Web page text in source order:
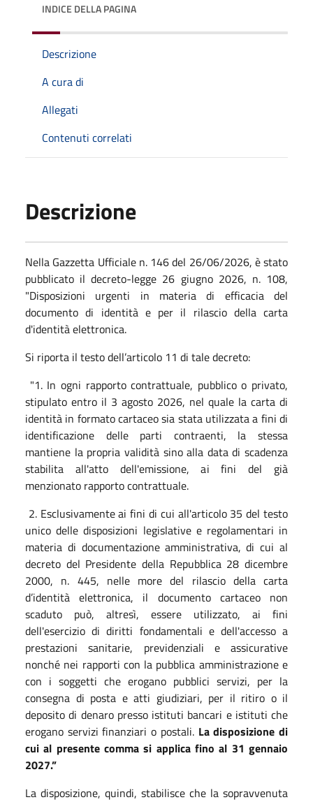
INDICE DELLA PAGINA
Descrizione
A cura di
Allegati
Contenuti correlati
Descrizione
Nella Gazzetta Ufficiale n. 146 del 26/06/2026, è stato
pubblicato il decreto-legge 26 giugno 2026, n. 108,
"Disposizioni urgenti in materia di efficacia del
documento di identità e per il rilascio della carta
d'identità elettronica.
Si riporta il testo dell’articolo 11 di tale decreto:
"1. In ogni rapporto contrattuale, pubblico o privato,
stipulato entro il 3 agosto 2026, nel quale la carta di
identità in formato cartaceo sia stata utilizzata a fini di
identificazione delle parti contraenti, la stessa
mantiene la propria validità sino alla data di scadenza
stabilita all'atto dell'emissione, ai fini del già
menzionato rapporto contrattuale.
2. Esclusivamente ai fini di cui all'articolo 35 del testo
unico delle disposizioni legislative e regolamentari in
materia di documentazione amministrativa, di cui al
decreto del Presidente della Repubblica 28 dicembre
2000, n. 445, nelle more del rilascio della carta
d’identità elettronica, il documento cartaceo non
scaduto può, altresì, essere utilizzato, ai fini
dell'esercizio di diritti fondamentali e dell'accesso a
prestazioni sanitarie, previdenziali e assicurative
nonché nei rapporti con la pubblica amministrazione e
con i soggetti che erogano pubblici servizi, per la
consegna di posta e atti giudiziari, per il ritiro o il
deposito di denaro presso istituti bancari e istituti che
erogano servizi finanziari o postali. La disposizione di
cui al presente comma si applica fino al 31 gennaio
2027.”
La disposizione, quindi, stabilisce che la sopravvenuta